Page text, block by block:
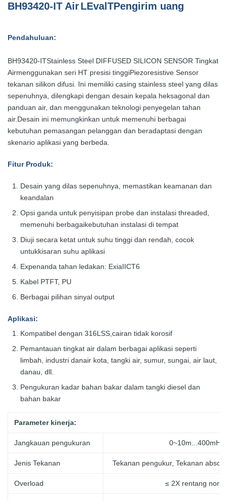
BH93420-IT AirLEval TPengirim uang
Pendahuluan:
BH93420-ITStainless Steel DIFFUSED SILICON SENSOR Tingkat
Airmenggunakan seri HT presisi tinggiPiezoresistive Sensor
tekanan silikon difusi. Ini memiliki casing stainless steel yang dilas
sepenuhnya, dilengkapi dengan desain kepala heksagonal dan
panduan air, dan menggunakan teknologi penyegelan tahan
air.Desain ini memungkinkan untuk memenuhi berbagai
kebutuhan pemasangan pelanggan dan beradaptasi dengan
skenario aplikasi yang berbeda.
Fitur Produk:
Desain yang dilas sepenuhnya, memastikan keamanan dan
keandalan
Opsi ganda untuk penyisipan probe dan instalasi threaded,
memenuhi berbagaikebutuhan instalasi di tempat
Diuji secara ketat untuk suhu tinggi dan rendah, cocok
untukkisaran suhu aplikasi
Expenanda tahan ledakan: ExiaIICT6
Kabel PTFT, PU
Berbagai pilihan sinyal output
Aplikasi:
Kompatibel dengan 316LSS,cairan tidak korosif
Pemantauan tingkat air dalam berbagai aplikasi seperti
limbah, industri danair kota, tangki air, sumur, sungai, air laut,
danau, dll.
Pengukuran kadar bahan bakar dalam tangki diesel dan
bahan bakar
Parameter kinerja:
Jangkauan pengukuran
Jenis Tekanan Tekanan pengukur, Tekanan
Overload ≤ 2X rentang